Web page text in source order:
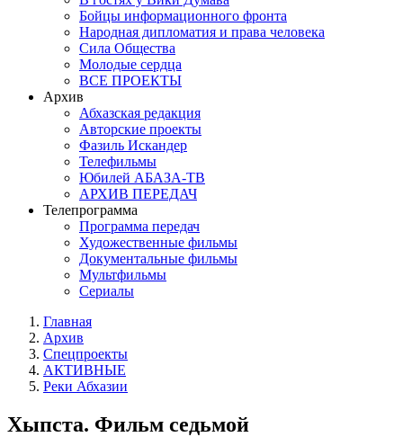
Бойцы информационного фронта
Народная дипломатия и права человека
Сила Общества
Молодые сердца
ВСЕ ПРОЕКТЫ
Архив
Абхазская редакция
Авторские проекты
Фазиль Искандер
Телефильмы
Юбилей АБАЗА-ТВ
АРХИВ ПЕРЕДАЧ
Телепрограмма
Программа передач
Художественные фильмы
Документальные фильмы
Мультфильмы
Сериалы
Главная
Архив
Спецпроекты
АКТИВНЫЕ
Реки Абхазии
Хыпста. Фильм седьмой